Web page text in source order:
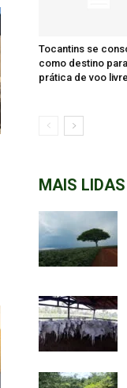
Tocantins se
como destino
prática de voo livre
MAIS LIDAS